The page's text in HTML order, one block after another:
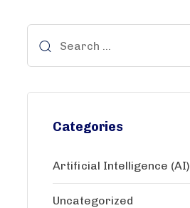
Categories
Artificial Intelligence (AI)
Uncategorized